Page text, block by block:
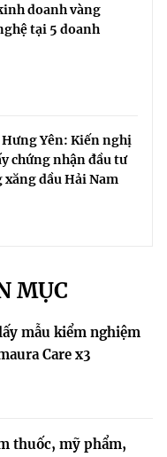
doanh vàng
tại 5 doanh
Yên: Kiến nghị
chứng nhận đầu tư
xăng dầu Hải Nam
MỤC
mẫu kiểm nghiệm
Care x3
thuốc, mỹ phẩm,